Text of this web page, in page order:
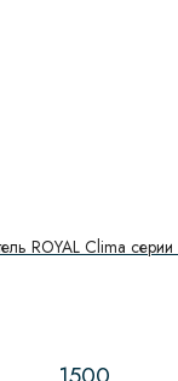
ROYAL Clima